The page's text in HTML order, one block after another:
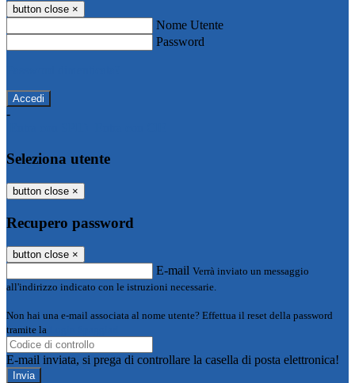
button close ×
Nome Utente
Password
-
Seleziona utente
button close ×
Recupero password
button close ×
E-mail Verrà inviato un messaggio
all'indirizzo indicato con le istruzioni necessarie.
Non hai una e-mail associata al nome utente? Effettua il reset della password
tramite la
E-mail inviata, si prega di controllare la casella di posta elettronica!